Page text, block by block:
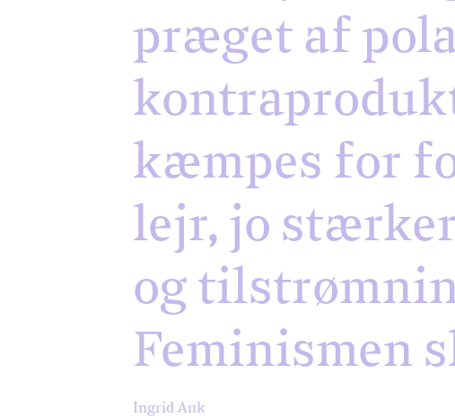
præget af
kæmpes for
lejr, jo
og
Feminismen
Ingrid Ank